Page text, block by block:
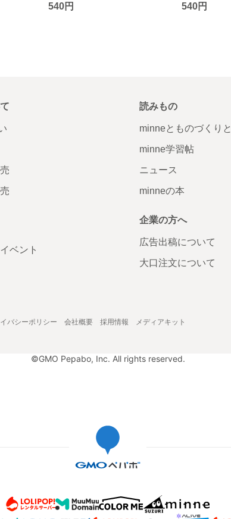
540円 540円
ベント
読みもの
minneとものづくりと
minne学習帖
ニュース
minneの本
企業の方へ
広告出稿について
大口注文について
バシーポリシー 会社概要 採用情報 メディアキット
©GMO Pepabo, Inc. All rights reserved.